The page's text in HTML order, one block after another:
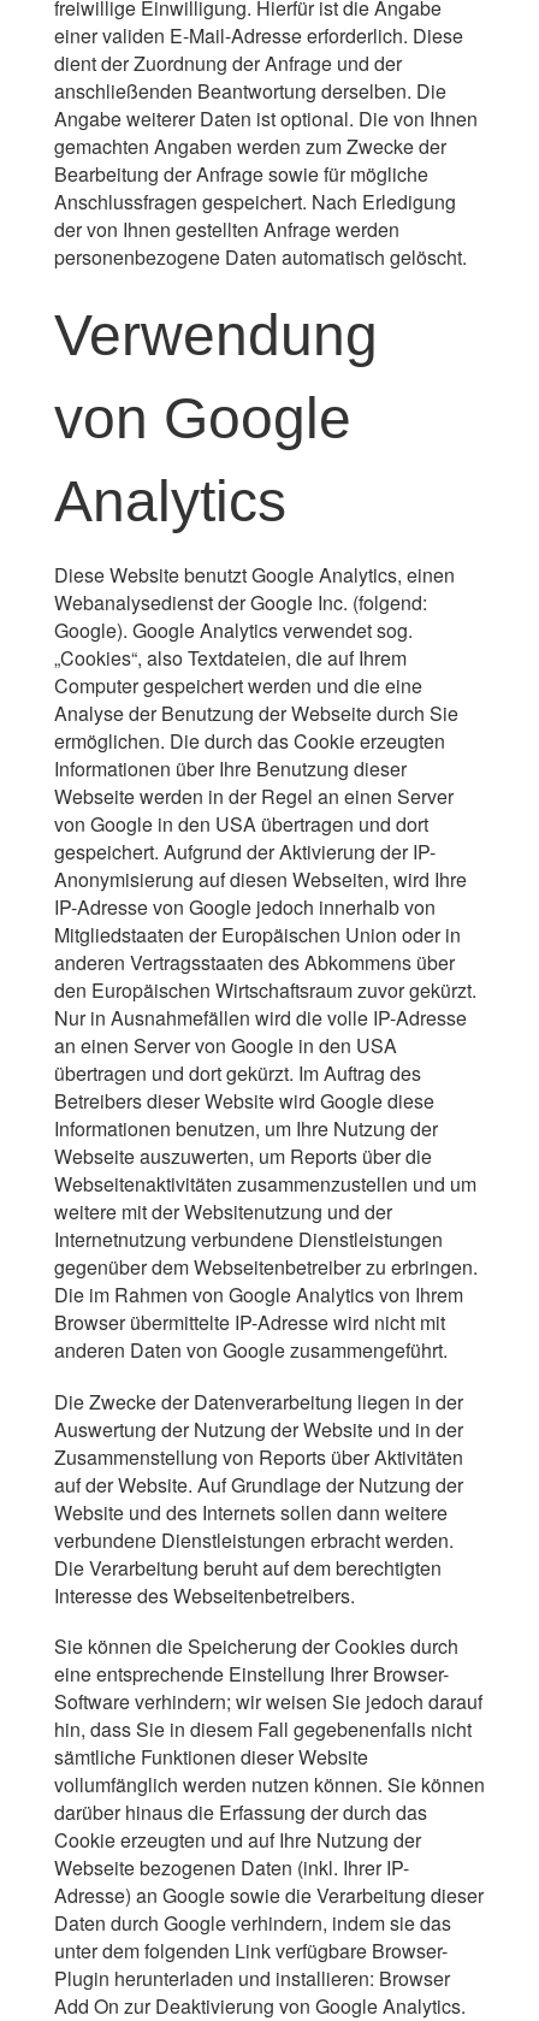
freiwillige Einwilligung. Hierfür ist die Angabe
einer validen E-Mail-Adresse erforderlich. Diese
dient der Zuordnung der Anfrage und der
anschließenden Beantwortung derselben. Die
Angabe weiterer Daten ist optional. Die von Ihnen
gemachten Angaben werden zum Zwecke der
Bearbeitung der Anfrage sowie für mögliche
Anschlussfragen gespeichert. Nach Erledigung
der von Ihnen gestellten Anfrage werden
personenbezogene Daten automatisch gelöscht.
Verwendung
von Google
Analytics
Diese Website benutzt Google Analytics, einen
Webanalysedienst der Google Inc. (folgend:
Google). Google Analytics verwendet sog.
„Cookies“, also Textdateien, die auf Ihrem
Computer gespeichert werden und die eine
Analyse der Benutzung der Webseite durch Sie
ermöglichen. Die durch das Cookie erzeugten
Informationen über Ihre Benutzung dieser
Webseite werden in der Regel an einen Server
von Google in den USA übertragen und dort
gespeichert. Aufgrund der Aktivierung der IP-
Anonymisierung auf diesen Webseiten, wird Ihre
IP-Adresse von Google jedoch innerhalb von
Mitgliedstaaten der Europäischen Union oder in
anderen Vertragsstaaten des Abkommens über
den Europäischen Wirtschaftsraum zuvor gekürzt.
Nur in Ausnahmefällen wird die volle IP-Adresse
an einen Server von Google in den USA
übertragen und dort gekürzt. Im Auftrag des
Betreibers dieser Website wird Google diese
Informationen benutzen, um Ihre Nutzung der
Webseite auszuwerten, um Reports über die
Webseitenaktivitäten zusammenzustellen und um
weitere mit der Websitenutzung und der
Internetnutzung verbundene Dienstleistungen
gegenüber dem Webseitenbetreiber zu erbringen.
Die im Rahmen von Google Analytics von Ihrem
Browser übermittelte IP-Adresse wird nicht mit
anderen Daten von Google zusammengeführt.
Die Zwecke der Datenverarbeitung liegen in der
Auswertung der Nutzung der Website und in der
Zusammenstellung von Reports über Aktivitäten
auf der Website. Auf Grundlage der Nutzung der
Website und des Internets sollen dann weitere
verbundene Dienstleistungen erbracht werden.
Die Verarbeitung beruht auf dem berechtigten
Interesse des Webseitenbetreibers.
Sie können die Speicherung der Cookies durch
eine entsprechende Einstellung Ihrer Browser-
Software verhindern; wir weisen Sie jedoch darauf
hin, dass Sie in diesem Fall gegebenenfalls nicht
sämtliche Funktionen dieser Website
vollumfänglich werden nutzen können. Sie können
darüber hinaus die Erfassung der durch das
Cookie erzeugten und auf Ihre Nutzung der
Webseite bezogenen Daten (inkl. Ihrer IP-
Adresse) an Google sowie die Verarbeitung dieser
Daten durch Google verhindern, indem sie das
unter dem folgenden Link verfügbare Browser-
Plugin herunterladen und installieren: Browser
Add On zur Deaktivierung von Google Analytics.